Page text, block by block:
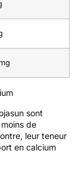
sont
de
leur teneur
en calcium